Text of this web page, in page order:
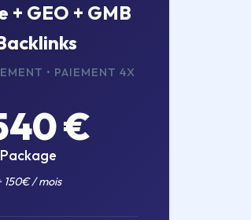
+ GEO + GMB
• PAIEMENT 4X
€
Package
150€ / mois